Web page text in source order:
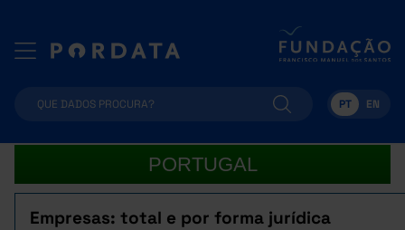
PT EN
PORTUGAL
Empresas: total e por forma jurídica